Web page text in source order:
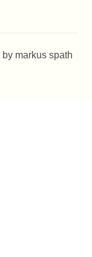
markus spath